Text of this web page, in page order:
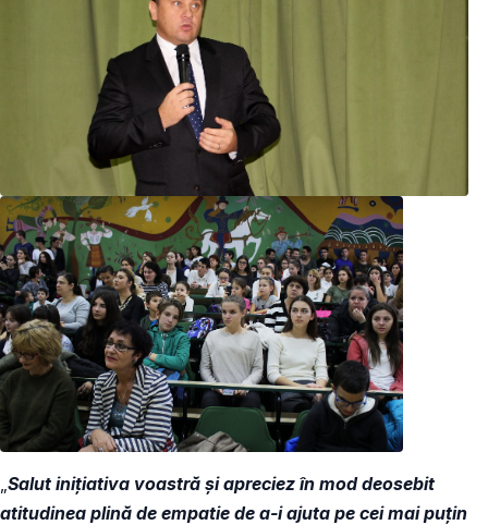
Salut inițiativa voastră și apreciez în mod deosebit
atitudinea plină de empatie de a-i ajuta pe cei mai puțin